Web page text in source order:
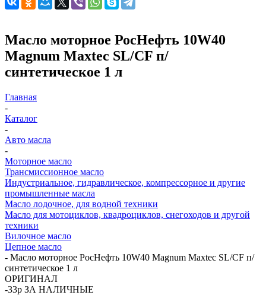
Масло моторное РосНефть 10W40
Magnum Maxtec SL/CF п/
синтетическое 1 л
Главная
-
Каталог
-
Авто масла
-
Моторное масло
Трансмиссионное масло
Индустриальное, гидравлическое, компрессорное и другие
промышленные масла
Масло лодочное, для водной техники
Масло для мотоциклов, квадроциклов, снегоходов и другой
техники
Вилочное масло
Цепное масло
- Масло моторное РосНефть 10W40 Magnum Maxtec SL/CF п/
синтетическое 1 л
ОРИГИНАЛ
-33р ЗА НАЛИЧНЫЕ